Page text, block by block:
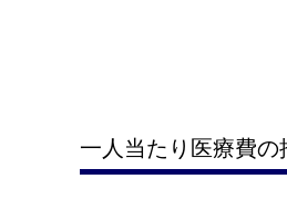
一人当たり医療費の